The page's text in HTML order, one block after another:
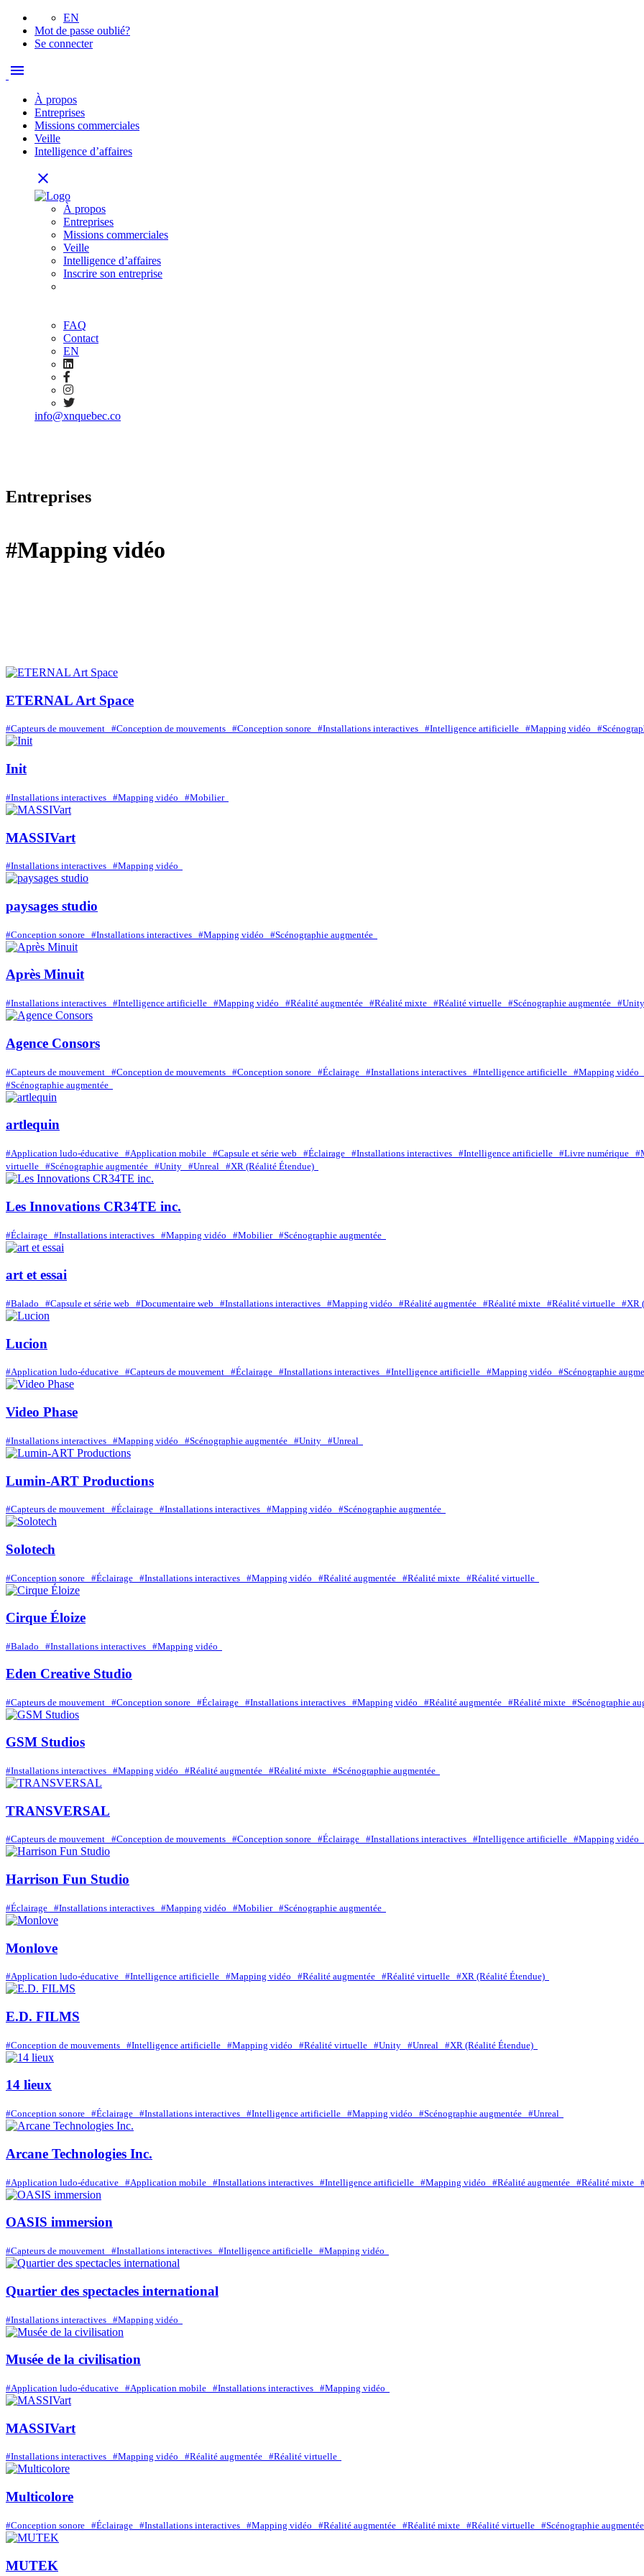
EN
Mot de passe oublié?
Se connecter
menu
À propos
Entreprises
Missions commerciales
Veille
Intelligence d’affaires
close
À propos
Entreprises
Missions commerciales
Veille
Intelligence d’affaires
Inscrire son entreprise
FAQ
Contact
EN
info@xnquebec.co
Entreprises
#Mapping vidéo
ETERNAL Art Space
#Capteurs de mouvement #Conception de mouvements #Conception sonore #Installations interactives #Intelligence artificielle #Mapping vidéo
Init
#Installations interactives #Mapping vidéo #Mobilier
MASSIVart
#Installations interactives #Mapping vidéo
paysages studio
#Conception sonore #Installations interactives #Mapping vidéo #Scénographie augmentée
Après Minuit
#Installations interactives #Intelligence artificielle #Mapping vidéo #Réalité augmentée #Réalité mixte #Réalité virtuelle #Scénographie augmentée
Agence Consors
#Capteurs de mouvement #Conception de mouvements #Conception sonore #Éclairage #Installations interactives #Intelligence artificielle #Mapping vidéo
#Scénographie augmentée
artlequin
#Application ludo-éducative #Application mobile #Capsule et série web #Éclairage #Installations interactives #Intelligence artificielle #Livre numérique
virtuelle #Scénographie augmentée #Unity #Unreal #XR (Réalité Étendue)
Les Innovations CR34TE inc.
#Éclairage #Installations interactives #Mapping vidéo #Mobilier #Scénographie augmentée
art et essai
#Balado #Capsule et série web #Documentaire web #Installations interactives #Mapping vidéo #Réalité augmentée #Réalité mixte #Réalité virtuelle #XR
Lucion
#Application ludo-éducative #Capteurs de mouvement #Éclairage #Installations interactives #Intelligence artificielle #Mapping vidéo #Scénographie
Video Phase
#Installations interactives #Mapping vidéo #Scénographie augmentée #Unity #Unreal
Lumin-ART Productions
#Capteurs de mouvement #Éclairage #Installations interactives #Mapping vidéo #Scénographie augmentée
Solotech
#Conception sonore #Éclairage #Installations interactives #Mapping vidéo #Réalité augmentée #Réalité mixte #Réalité virtuelle
Cirque Éloize
#Balado #Installations interactives #Mapping vidéo
Eden Creative Studio
#Capteurs de mouvement #Conception sonore #Éclairage #Installations interactives #Mapping vidéo #Réalité augmentée #Réalité mixte #Scénographie
GSM Studios
#Installations interactives #Mapping vidéo #Réalité augmentée #Réalité mixte #Scénographie augmentée
TRANSVERSAL
#Capteurs de mouvement #Conception de mouvements #Conception sonore #Éclairage #Installations interactives #Intelligence artificielle #Mapping vidéo
Harrison Fun Studio
#Éclairage #Installations interactives #Mapping vidéo #Mobilier #Scénographie augmentée
Monlove
#Application ludo-éducative #Intelligence artificielle #Mapping vidéo #Réalité augmentée #Réalité virtuelle #XR (Réalité Étendue)
E.D. FILMS
#Conception de mouvements #Intelligence artificielle #Mapping vidéo #Réalité virtuelle #Unity #Unreal #XR (Réalité Étendue)
14 lieux
#Conception sonore #Éclairage #Installations interactives #Intelligence artificielle #Mapping vidéo #Scénographie augmentée #Unreal
Arcane Technologies Inc.
#Application ludo-éducative #Application mobile #Installations interactives #Intelligence artificielle #Mapping vidéo #Réalité augmentée #Réalité mixte
OASIS immersion
#Capteurs de mouvement #Installations interactives #Intelligence artificielle #Mapping vidéo
Quartier des spectacles international
#Installations interactives #Mapping vidéo
Musée de la civilisation
#Application ludo-éducative #Application mobile #Installations interactives #Mapping vidéo
MASSIVart
#Installations interactives #Mapping vidéo #Réalité augmentée #Réalité virtuelle
Multicolore
#Conception sonore #Éclairage #Installations interactives #Mapping vidéo #Réalité augmentée #Réalité mixte #Réalité virtuelle #Scénographie
MUTEK